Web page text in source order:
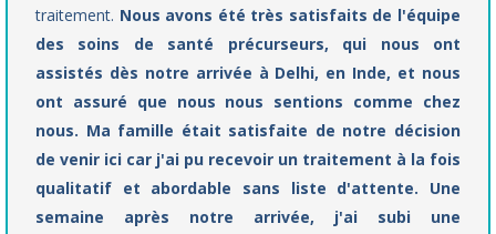
traitement. Nous avons été très satisfaits de l'équipe
des soins de santé précurseurs, qui nous ont
assistés dès notre arrivée à Delhi, en Inde, et nous
ont assuré que nous nous sentions comme chez
nous. Ma famille était satisfaite de notre décision
de venir ici car j'ai pu recevoir un traitement à la fois
qualitatif et abordable sans liste d'attente. Une
semaine après notre arrivée, j'ai subi une